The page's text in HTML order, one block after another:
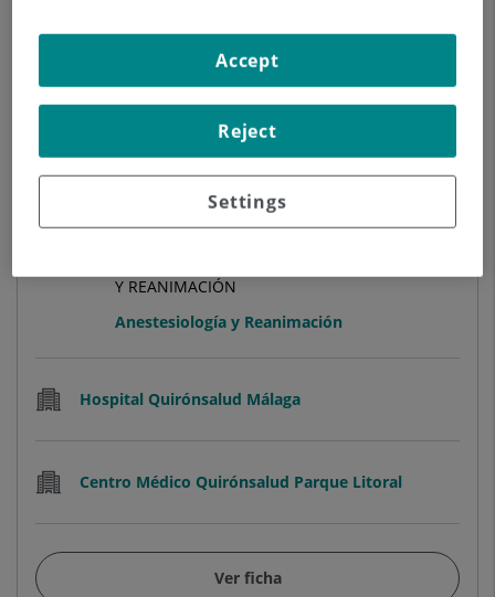
Ver ficha Pedir cita
Daniel Castro Sánchez
Y REANIMACIÓN
Anestesiología y Reanimación
Hospital Quirónsalud Málaga
Centro Médico Quirónsalud Parque Litoral
Ver ficha
Settings
Reject
Accept